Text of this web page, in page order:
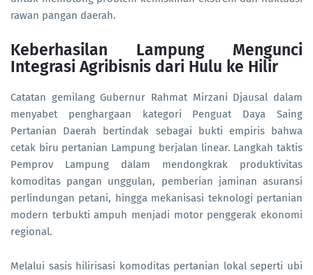
rawan pangan daerah.
Keberhasilan Lampung Mengunci
Integrasi Agribisnis dari Hulu ke Hilir
Catatan gemilang Gubernur Rahmat Mirzani Djausal dalam
menyabet penghargaan kategori Penguat Daya Saing
Pertanian Daerah bertindak sebagai bukti empiris bahwa
cetak biru pertanian Lampung berjalan linear. Langkah taktis
Pemprov Lampung dalam mendongkrak produktivitas
komoditas pangan unggulan, pemberian jaminan asuransi
perlindungan petani, hingga mekanisasi teknologi pertanian
modern terbukti ampuh menjadi motor penggerak ekonomi
regional.
Melalui sasis hilirisasi komoditas pertanian lokal seperti ubi